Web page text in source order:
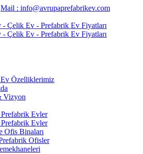
Mail : info@avrupaprefabrikev.com
Özelliklerimiz
Vizyon
Evler
Evler
Ofis Binaları
Ofisler